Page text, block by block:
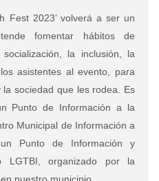
Fest 2023’ volverá a ser un
fomentar hábitos de
la inclusión, la
asistentes al evento, para
sociedad que les rodea. Es
Punto de Información a la
Municipal de Información a
Punto de Información y
LGTBI, organizado por la